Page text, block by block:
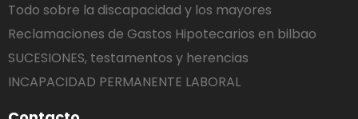
Todo sobre la discapacidad y los mayores
Reclamaciones de Gastos Hipotecarios en bilbao
SUCESIONES, testamentos y herencias
INCAPACIDAD PERMANENTE LABORAL